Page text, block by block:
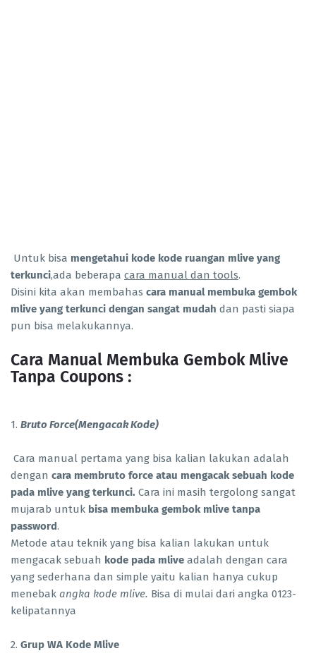
Untuk bisa mengetahui kode kode ruangan mlive yang
terkunci,ada beberapa cara manual dan tools.
Disini kita akan membahas cara manual membuka gembok
mlive yang terkunci dengan sangat mudah dan pasti siapa
pun bisa melakukannya.
Cara Manual Membuka Gembok Mlive
Tanpa Coupons :
1. Bruto Force(Mengacak Kode)
Cara manual pertama yang bisa kalian lakukan adalah
dengan cara membruto force atau mengacak sebuah kode
pada mlive yang terkunci. Cara ini masih tergolong sangat
mujarab untuk bisa membuka gembok mlive tanpa
password.
Metode atau teknik yang bisa kalian lakukan untuk
mengacak sebuah kode pada mlive adalah dengan cara
yang sederhana dan simple yaitu kalian hanya cukup
menebak angka kode mlive. Bisa di mulai dari angka 0123-
kelipatannya
2. Grup WA Kode Mlive